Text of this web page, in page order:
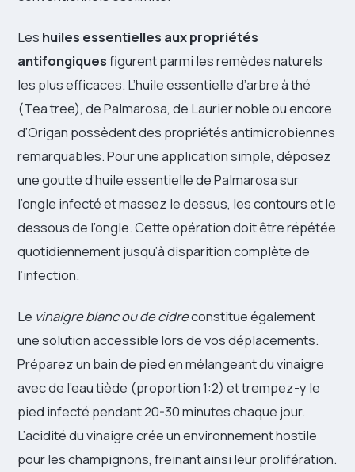
Les huiles essentielles aux propriétés
antifongiquesfigurent parmi les remèdes naturels
les plus efficaces. L’huile essentielle d’arbre à thé
(Tea tree), de Palmarosa, de Laurier noble ou encore
d’Origan possèdent des propriétés antimicrobiennes
remarquables. Pour une application simple, déposez
une goutte d’huile essentielle de Palmarosa sur
l’ongle infecté et massez le dessus, les contours et le
dessous de l’ongle. Cette opération doit être répétée
quotidiennement jusqu’à disparition complète de
l’infection.
Le vinaigre blanc ou de cidreconstitue également
une solution accessible lors de vos déplacements.
Préparez un bain de pied en mélangeant du vinaigre
avec de l’eau tiède (proportion 1:2) et trempez-y le
pied infecté pendant 20-30 minutes chaque jour.
L’acidité du vinaigre crée un environnement hostile
pour les champignons, freinant ainsi leur prolifération.